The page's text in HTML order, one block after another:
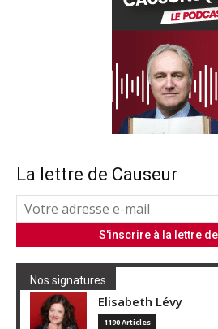
La lettre de Causeur
Nos signatures
Elisabeth Lévy
1190 Articles